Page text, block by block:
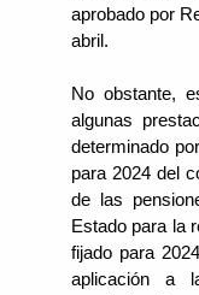
aprobado por
abril.
No obstante,
algunas
determinado
para 2024 del
de las
Estado para la
fijado para
aplicación a